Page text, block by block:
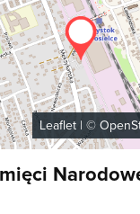
Leaflet | ©